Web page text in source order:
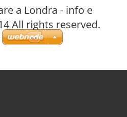
a Londra - info e
All rights reserved.